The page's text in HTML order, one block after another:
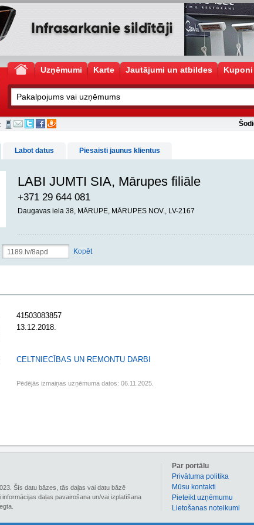
Uzņēmumi Karte Jautājumi un atbildes Kuponi
Labot datus Piesaisti jaunus klientus
LABI JUMTI SIA, Mārupes filiāle
+371 29 644 081
Daugavas iela 38, MĀRUPE, MĀRUPES NOV., LV-2167
Kopēt
41503083857
13.12.2018.
CELTNIECĪBAS UN REMONTU DARBI
Pēdējās izmaiņas uzņēmuma datos: 06.11.2025.
Šīs datu bāzes, tās daļas vai datu bāzē
daļas pavairošana un/vai izplatīšana
Par portālu
Privātuma politika
Mūsu kontakti
Pieteikt uzņēmumu
Lietošanas noteikumi